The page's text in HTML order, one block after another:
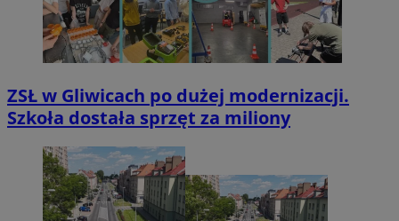
ZSŁ w Gliwicach po dużej modernizacji.
Szkoła dostała sprzęt za miliony